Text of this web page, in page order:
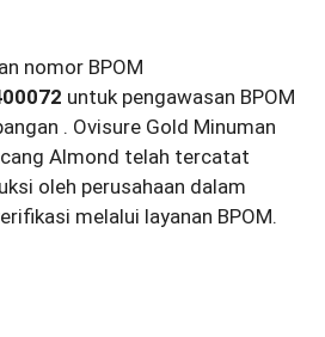
nomor BPOM
untuk pengawasan BPOM
. Ovisure Gold Minuman
Almond telah tercatat
oleh perusahaan dalam
melalui layanan BPOM.